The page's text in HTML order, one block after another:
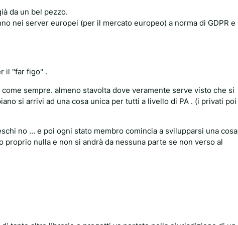
da un bel pezzo.
nei server europei (per il mercato europeo) a norma di GDPR e
il "far figo" .
sempre. almeno stavolta dove veramente serve visto che si
si arrivi ad una cosa unica per tutti a livello di PA . (i privati poi
no … e poi ogni stato membro comincia a svilupparsi una cosa
nulla e non si andrà da nessuna parte se non verso al